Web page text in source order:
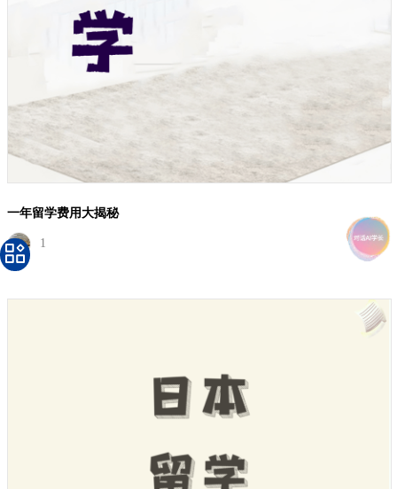
一年留学费用大揭秘
1